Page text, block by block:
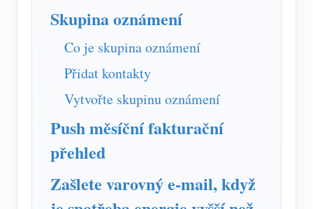
Nabíječka EV
Simulátor IAMMETER
Virtuální měřič
Systém energetického předpovídání a simulace
Aplikace
Monitor energie solárního FV systému
Monitor spotřeby elektřiny
Ukládat
Zdroje
Skupina oznámení
Co je skupina oznámení
Přidat kontakty
Vytvořte skupinu oznámení
Push měsíční fakturační
přehled
Zašlete varovný e-mail, když